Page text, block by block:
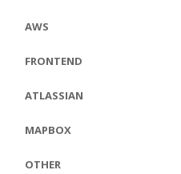
AWS
FRONTEND
ATLASSIAN
MAPBOX
OTHER